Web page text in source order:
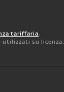
tariffaria,
su licenza.